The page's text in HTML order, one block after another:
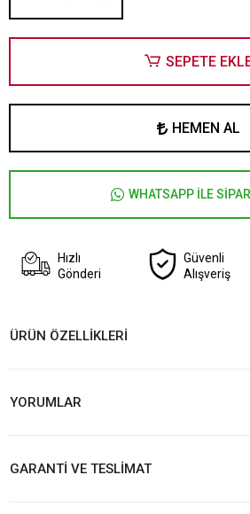
SEPETE
HEMEN AL
WHATSAPP İLE
Hızlı
Gönderi
Güvenli
Alışveriş
ÜRÜN ÖZELLİKLERİ
YORUMLAR
GARANTİ VE TESLİMAT